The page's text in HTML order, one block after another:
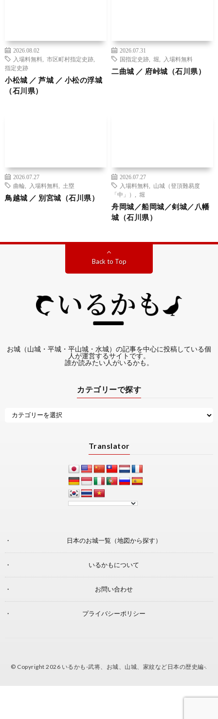
2026.08.02
入場料無料
市区町村指定史跡
指定史跡
小松城 ／ 芦城 ／ 小松の浮城
（石川県）
2026.07.31
国指定史跡
堀 入場料無料
二曲城 ／ 府峠城（石川県）
2026.07.27
曲輪
入場料無料 土塁
鳥越城 ／ 別宮城（石川県）
2026.07.27
入場料無料
山城（登頂難易度
「中」）
堀
舟岡城／船岡城／剣城／八幡
城（石川県）
Back to Top
お城（山城・平城・平山城・水城）の記事を中心に投稿している個
人が運営するサイトです。
誰か読みたい人がいるかも。
カテゴリーで探す
Translator
日本のお城一覧（地図から探す）
いるかもについて
お問い合わせ
プライバシーポリシー
© Copyright 2026 いるかも-武将、お城、山城、家紋など日本の歴史編-.